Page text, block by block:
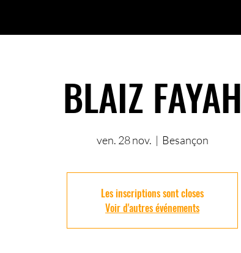
BLAIZ FAYAH
ven. 28 nov.
  |
Besançon
Les inscriptions sont closes
Voir d'autres événements